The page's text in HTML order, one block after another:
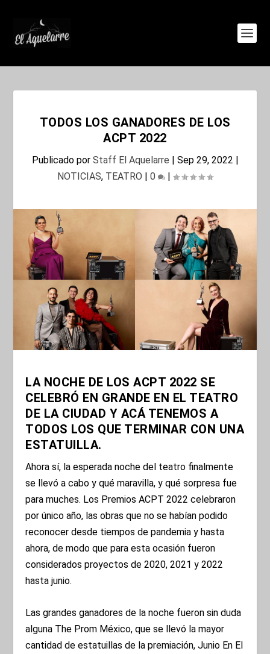
TODOS LOS GANADORES DE LOS
ACPT 2022
Publicado por Staff El Aquelarre | Sep 29, 2022 |
NOTICIAS, TEATRO | 0 |
LA NOCHE DE LOS ACPT 2022 SE
CELEBRÓ EN GRANDE EN EL TEATRO
DE LA CIUDAD Y ACÁ TENEMOS A
TODOS LOS QUE TERMINAR CON UNA
ESTATUILLA.
Ahora sí, la esperada noche del teatro finalmente
se llevó a cabo y qué maravilla, y qué sorpresa fue
para muches. Los Premios ACPT 2022 celebraron
por único año, las obras que no se habían podido
reconocer desde tiempos de pandemia y hasta
ahora, de modo que para esta ocasión fueron
considerados proyectos de 2020, 2021 y 2022
hasta junio.
Las grandes ganadores de la noche fueron sin duda
alguna The Prom México, que se llevó la mayor
cantidad de estatuillas de la premiación, Junio En El